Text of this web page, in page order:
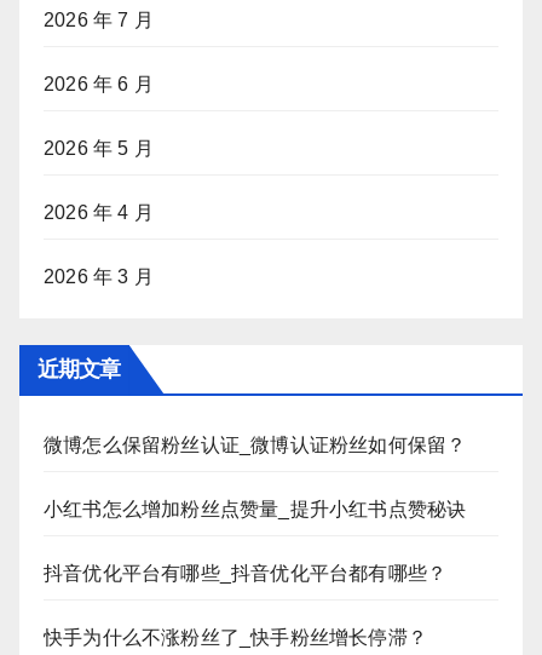
2026 年 7 月
2026 年 6 月
2026 年 5 月
2026 年 4 月
2026 年 3 月
近期文章
微博怎么保留粉丝认证_微博认证粉丝如何保留？
小红书怎么增加粉丝点赞量_提升小红书点赞秘诀
抖音优化平台有哪些_抖音优化平台都有哪些？
快手为什么不涨粉丝了_快手粉丝增长停滞？